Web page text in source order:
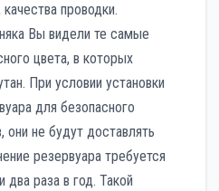
проводки.
Вы видели те самые
цвета, в которых
При условии установки
для безопасного
они не будут доставлять
резервуара требуется
два раза в год. Такой